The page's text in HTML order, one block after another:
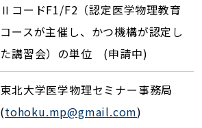
ⅡコードF1/F2（認定医学物理教育
コースが主催し、かつ機構が認定し
た講習会）の単位 (申請中)
東北大学医学物理セミナー事務局
(tohoku.mp@gmail.com)